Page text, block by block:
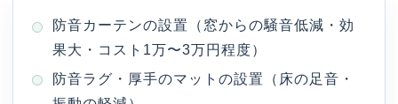
防音カーテンの設置（窓からの騒音低減・効
果大・コスト1万〜3万円程度）
防音ラグ・厚手のマットの設置（床の足音・